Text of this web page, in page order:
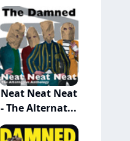
Neat Neat Neat
- The Alternat...